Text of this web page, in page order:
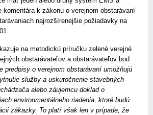
komentára k zákonu o verejnom obstarávaní
najrozšírenejšie požiadavky na
na metodickú príručku zelené verejné
obstarávateľov a obstarávateľov bod
predpisy o verejnom obstarávaní umožňujú
služby a uskutočnenie stavebných
alebo záujemcu doklad o
environmentálneho riadenia, ktoré budú
zákazky. To platí však len v prípade, že